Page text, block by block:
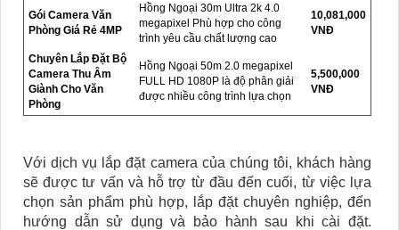
Gói Camera Văn
Phòng Giá Rẻ 4MP
Hồng Ngoại 30m Ultra 2k 4.0
megapixel Phù hợp cho công
trình yêu cầu chất lượng cao
10,081,000
VNĐ
Chuyên Lắp Đặt Bộ
Camera Thu Âm
Giành Cho Văn
Phòng
Hồng Ngoại 50m 2.0 megapixel
FULL HD 1080P là độ phân giải
được nhiều công trình lựa chọn
5,500,000
VNĐ
Với dịch vụ lắp đặt camera của chúng tôi, khách hàng
sẽ được tư vấn và hỗ trợ từ đầu đến cuối, từ việc lựa
chọn sản phẩm phù hợp, lắp đặt chuyên nghiệp, đến
hướng dẫn sử dụng và bảo hành sau khi cài đặt.